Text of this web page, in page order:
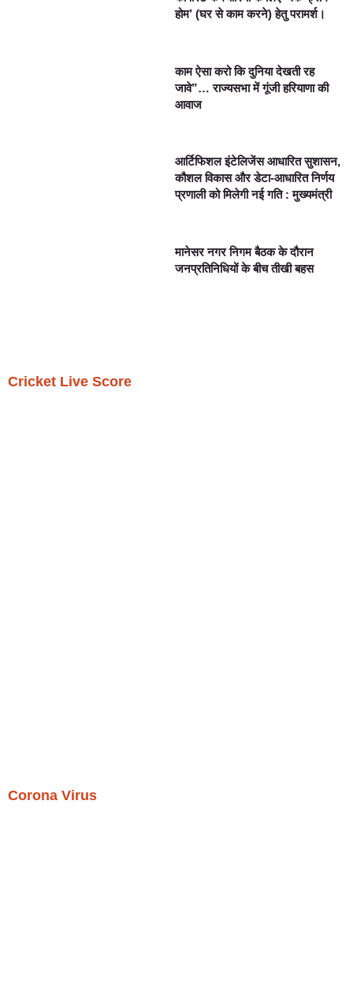
होम’ (घर से काम करने) हेतु परामर्श।
काम ऐसा करो कि दुनिया देखती रह
जावे”… राज्यसभा में गूंजी हरियाणा की
आवाज
आर्टिफिशल इंटेलिजेंस आधारित सुशासन,
कौशल विकास और डेटा-आधारित निर्णय
प्रणाली को मिलेगी नई गति : मुख्यमंत्री
मानेसर नगर निगम बैठक के दौरान
जनप्रतिनिधियों के बीच तीखी बहस
Cricket Live Score
Corona Virus